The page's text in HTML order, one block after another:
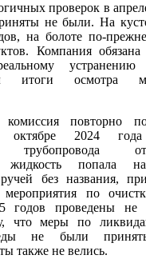
проверок в
не были. На
на болоте по-
Компания обязана
итоги осмотра
повторно
октябре 2024
трубопровода
жидкость попала
без названия,
мероприятия по
годов проведены
что меры по
не были
также не велись.